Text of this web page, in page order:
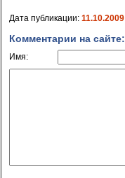
Дата публикации: 11.10.2009
Комментарии на сайте:
Имя: